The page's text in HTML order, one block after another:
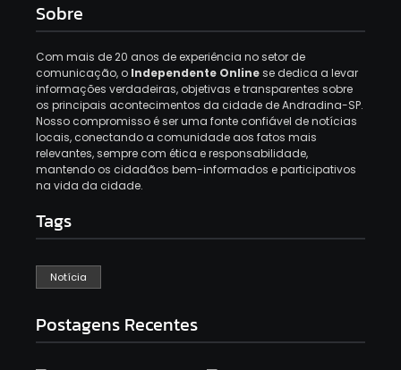
Sobre
Com mais de 20 anos de experiência no setor de
comunicação, o Independente Onlinese dedica a levar
informações verdadeiras, objetivas e transparentes sobre
os principais acontecimentos da cidade de Andradina-SP.
Nosso compromisso é ser uma fonte confiável de notícias
locais, conectando a comunidade aos fatos mais
relevantes, sempre com ética e responsabilidade,
mantendo os cidadãos bem-informados e participativos
na vida da cidade.
Tags
Notícia
Postagens Recentes